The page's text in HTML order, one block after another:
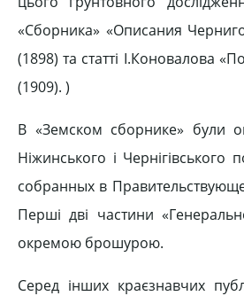
«Сборника» «Описания
(1898) та статті І.Коновалова
(1909). )
В «Земском сборнике» були
Ніжинського і
собранных в
Перші дві частини
окремою брошурою.
Серед інших краєзнавчих